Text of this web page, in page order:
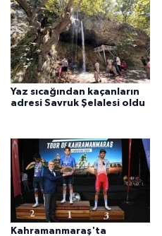
Yaz sıcağından kaçanların
adresi Savruk Şelalesi oldu
Kahramanmaraş'ta